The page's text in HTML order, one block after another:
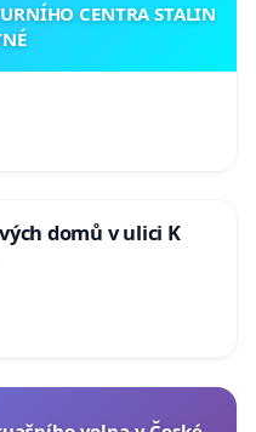
CENTRA STALIN
domů v ulici K